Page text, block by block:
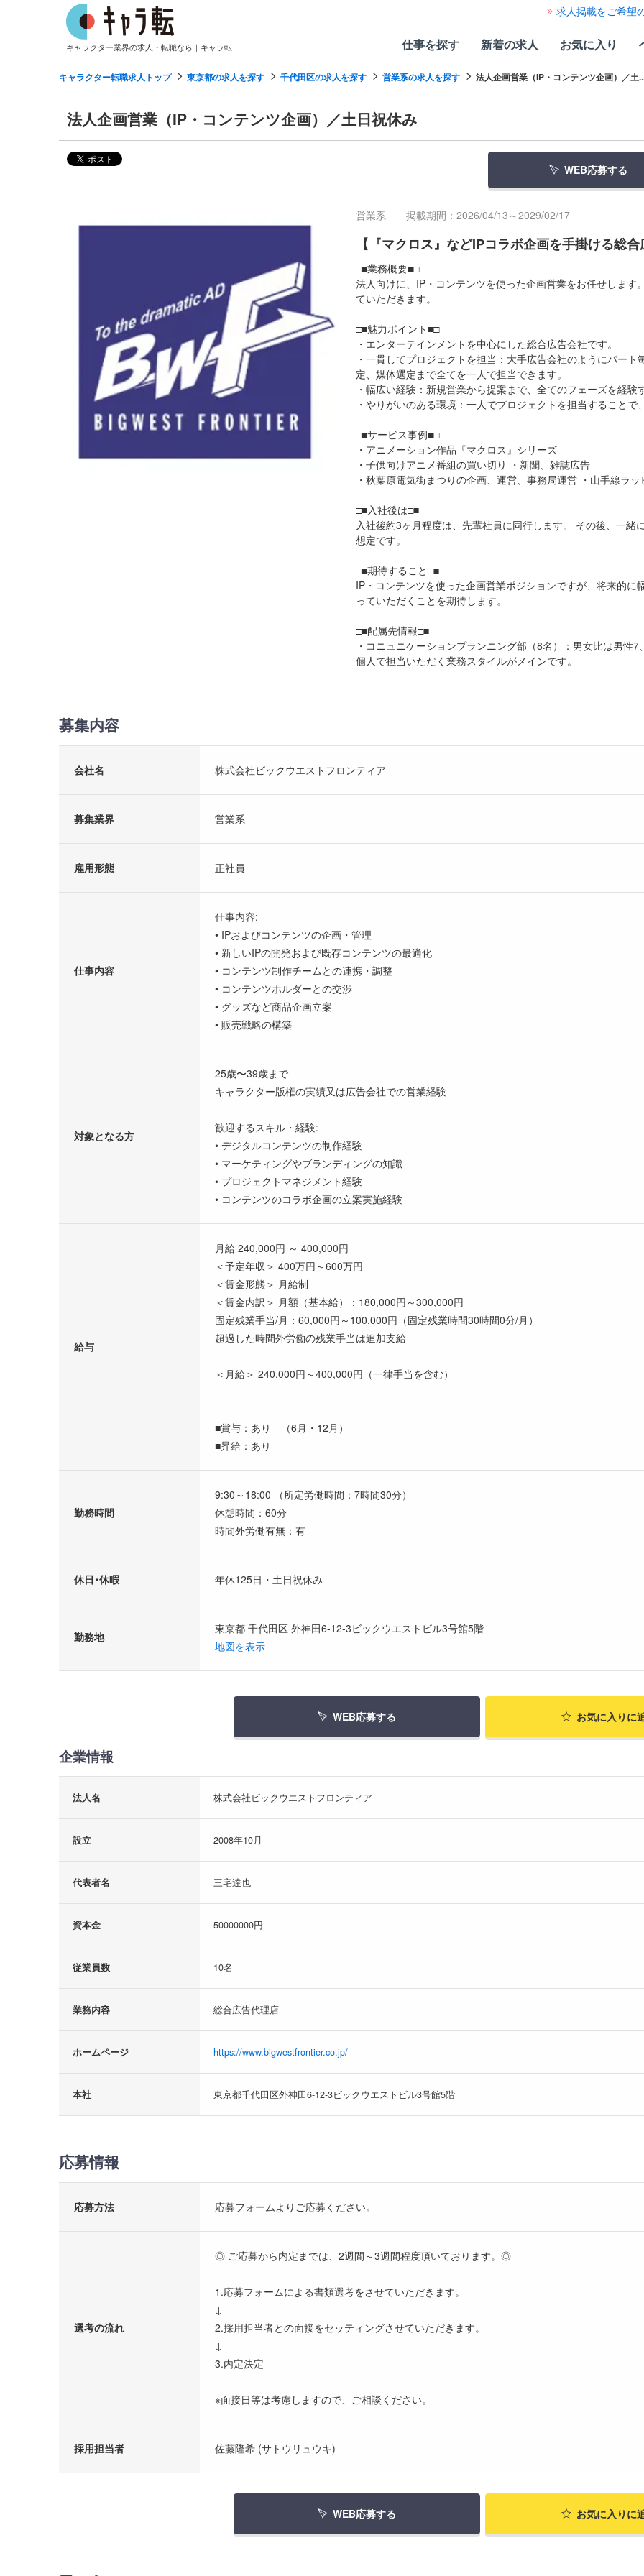
キャラクター業界の求人・転職なら｜キャラ転
求人掲載をご希望
仕事を探す 新着の求人 お気に入り
キャラクター転職求人トップ 東京都の求人を探す 千代田区の求人を探す 営業系の求人を探す 法人企画営業（IP・コンテンツ企画）／土
法人企画営業（IP・コンテンツ企画）／土日祝休み
WEB応募する
営業系 掲載期間：2026/04/13～2029/02/17
【『マクロス』などIPコラボ企画を手掛ける総
□■業務概要■□
法人向けに、IP・コンテンツを使った企画営業をお任せしま
ていただきます。
□■魅力ポイント■□
・エンターテインメントを中心にした総合広告会社です。
・一貫してプロジェクトを担当：大手広告会社のようにパー
定、媒体選定まで全てを一人で担当できます。
・幅広い経験：新規営業から提案まで、全てのフェーズを経
・やりがいのある環境：一人でプロジェクトを担当すること
□■サービス事例■□
・アニメーション作品『マクロス』シリーズ
・子供向けアニメ番組の買い切り ・新聞、雑誌広告
・秋葉原電気街まつりの企画、運営、事務局運営 ・山手線ラ
□■入社後は□■
入社後約3ヶ月程度は、先輩社員に同行します。 その後、一
想定です。
□■期待すること□■
IP・コンテンツを使った企画営業ポジションですが、将来的
っていただくことを期待します。
□■配属先情報□■
・コニュニケーションプランニング部（8名）：男女比は男
個人で担当いただく業務スタイルがメインです。
募集内容
会社名 株式会社ビックウエストフロンティア
募集業界 営業系
雇用形態 正社員
仕事内容
仕事内容:
• IPおよびコンテンツの企画・管理
• 新しいIPの開発および既存コンテンツの最適化
• コンテンツ制作チームとの連携・調整
• コンテンツホルダーとの交渉
• グッズなど商品企画立案
• 販売戦略の構築
対象となる方
25歳〜39歳まで
キャラクター版権の実績又は広告会社での営業経験
歓迎するスキル・経験:
• デジタルコンテンツの制作経験
• マーケティングやブランディングの知識
• プロジェクトマネジメント経験
• コンテンツのコラボ企画の立案実施経験
給与
月給 240,000円 ～ 400,000円
＜予定年収＞ 400万円～600万円
＜賃金形態＞ 月給制
＜賃金内訳＞ 月額（基本給）：180,000円～300,000円
固定残業手当/月：60,000円～100,000円（固定残業時間30時間0分/月）
超過した時間外労働の残業手当は追加支給
＜月給＞ 240,000円～400,000円（一律手当を含む）
■賞与：あり （6月・12月）
■昇給：あり
勤務時間
9:30～18:00 （所定労働時間：7時間30分）
休憩時間：60分
時間外労働有無：有
休日･休暇 年休125日・土日祝休み
勤務地
東京都 千代田区 外神田6-12-3ビックウエストビル3号館5階
地図を表示
WEB応募する お気に入り に
企業情報
法人名 株式会社ビックウエストフロンティア
設立 2008年10月
代表者名 三宅達也
資本金 50000000円
従業員数 10名
業務内容 総合広告代理店
ホームページ https://www.bigwestfrontier.co.jp/
本社 東京都千代田区外神田6-12-3ビックウエストビル3号館5階
応募情報
応募方法 応募フォームよりご応募ください。
選考の流れ
◎ ご応募から内定までは、2週間～3週間程度頂いております。◎
1.応募フォームによる書類選考をさせていただきます。
↓
2.採用担当者との面接をセッティングさせていただきます。
↓
3.内定決定
※面接日等は考慮しますので、ご相談ください。
採用担当者 佐藤隆希 (サトウリュウキ)
WEB応募する お気に入り に